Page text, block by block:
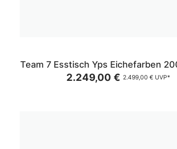
Team 7 Esstisch Yps Eichefarben
2.249,00 € 2.499,00 € UVP*